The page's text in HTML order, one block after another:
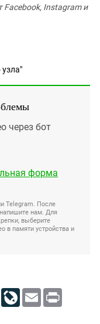
Facebook, Instagram и
через бот
форма
Telegram. После
напишите нам. Для
выберите
в памяти устройства и
LiveJournal
Email Print